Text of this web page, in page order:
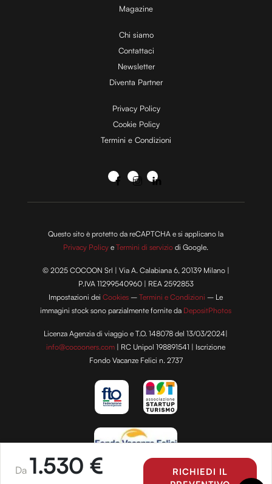
Da 1.530 €
RICHIEDI IL
Magazine
Chi siamo
Contattaci
Newsletter
Diventa Partner
Privacy Policy
Cookie Policy
Termini e Condizioni
Questo sito è protetto da reCAPTCHA e si applicano la
Privacy Policy eTermini di servizio di Google.
© 2025 COCOON Srl | Via A. Calabiana 6, 20139 Milano |
P.IVA 11299540960 | REA 2592853
Impostazioni deiCookies –Termini e Condizioni – Le
immagini stock sono parzialmente fornite da DepositPhotos
Licenza Agenzia di viaggio e T.O. 148078 del 13/03/2024|
info@cocooners.com | RC Unipol 198891541 | Iscrizione
Fondo Vacanze Felici n. 2737